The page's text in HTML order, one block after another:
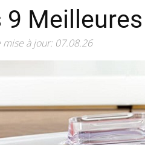
9
à jour: 07.08.26